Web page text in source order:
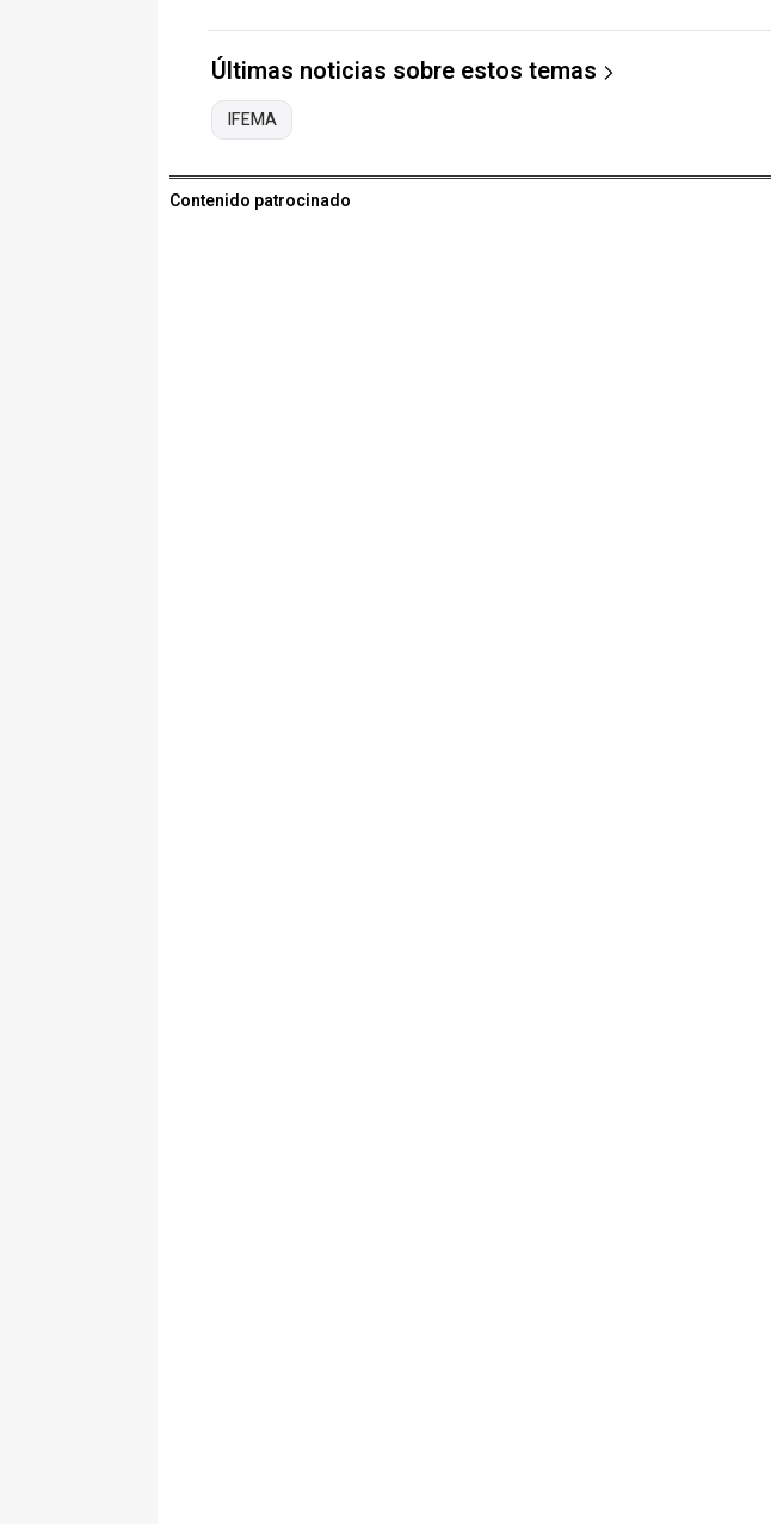
Últimas noticias sobre estos temas
IFEMA
Contenido patrocinado